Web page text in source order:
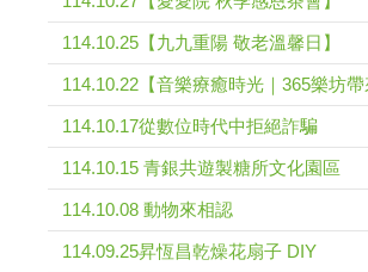
114.10.25【九九重陽 敬老溫馨日】
114.10.22【音樂療癒時光｜365樂坊帶
114.10.17從數位時代中拒絕詐騙
114.10.15 青銀共遊製糖所文化園區
114.10.08 動物來相認
114.09.25昇恆昌乾燥花扇子 DIY